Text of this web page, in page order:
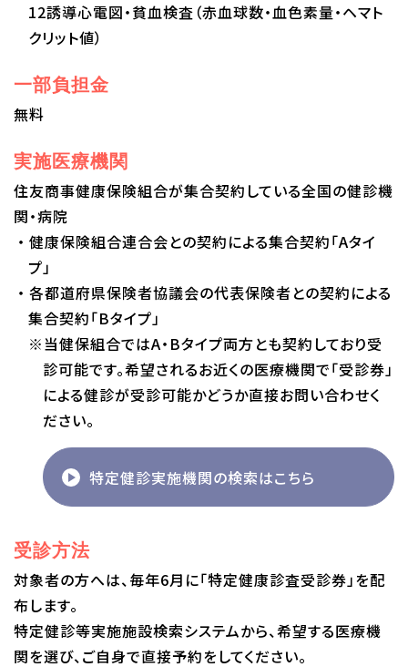
12誘導心電図・貧血検査（赤血球数・血色素量・ヘマト
クリット値）
一部負担金
無料
実施医療機関
住友商事健康保険組合が集合契約している全国の健診機
関・病院
・健康保険組合連合会との契約による集合契約「Aタイ
プ」
・各都道府県保険者協議会の代表保険者との契約による
集合契約「Bタイプ」
※当健保組合ではA・Bタイプ両方とも契約しており受
診可能です。希望されるお近くの医療機関で「受診券」
による健診が受診可能かどうか直接お問い合わせく
ださい。
特定健診実施機関の検索はこちら
受診方法
対象者の方へは、毎年6月に「特定健康診査受診券」を配
布します。
特定健診等実施施設検索システムから、希望する医療機
関を選び、ご自身で直接予約をしてください。